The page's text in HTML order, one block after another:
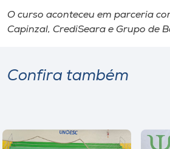
O curso aconteceu em parceria
Capinzal, CrediSeara e Grupo de
Confira também